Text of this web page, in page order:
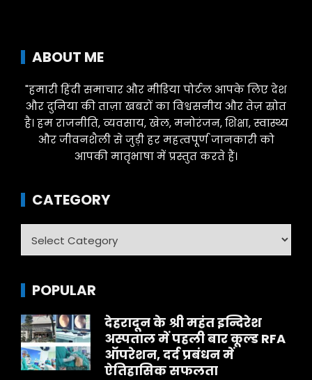
ABOUT ME
"हमारी हिंदी समाचार और मीडिया पोर्टल आपके लिए देश
और दुनिया की ताज़ा खबरों का विश्वसनीय और तेज़ स्रोत
है। हम राजनीति, व्यवसाय, खेल, मनोरंजन, शिक्षा, स्वास्थ्य
और जीवनशैली से जुड़ी हर महत्वपूर्ण जानकारी को
आपकी मातृभाषा में प्रस्तुत करते हैं।
CATEGORY
POPULAR
देहरादून के श्री महंत इन्दिरेश
अस्पताल में पहली बार कूल्ड RFA
ऑपरेशन, दर्द प्रबंधन में
ऐतिहासिक सफलता